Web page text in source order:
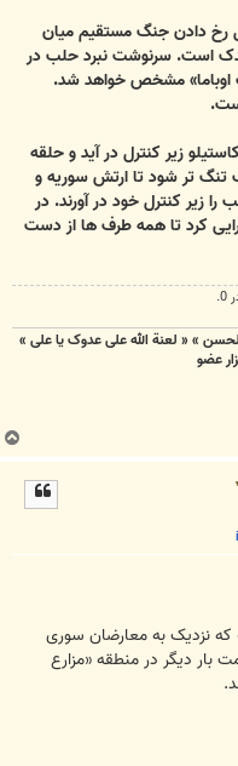
رخ دادن جنگ مستقیم میان
است. سرنوشت نبرد حلب در
اوباما» مشخص خواهد شد.
زیر کنترل در آید و حلقه
تر شود تا ارتش سوریه و
زیر کنترل خود در آورند. در
کرد تا همه طرف ها از دست
» « لعنة الله علی عدوک یا علی »
ب
ا
نزدیک به معارضان سوری
بار دیگر در منطقه «مزارع